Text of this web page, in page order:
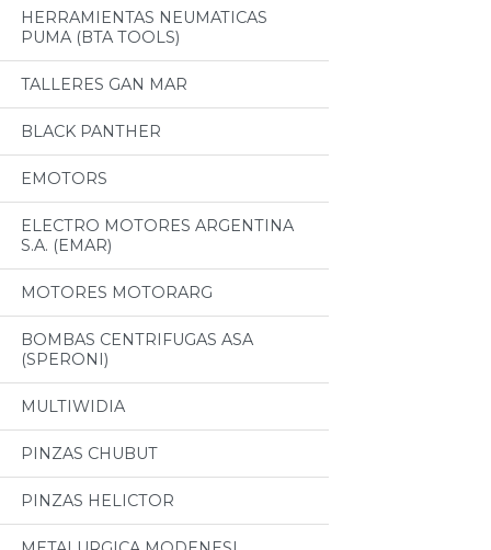
HERRAMIENTAS NEUMATICAS
PUMA (BTA TOOLS)
TALLERES GAN MAR
BLACK PANTHER
EMOTORS
ELECTRO MOTORES ARGENTINA
S.A. (EMAR)
MOTORES MOTORARG
BOMBAS CENTRIFUGAS ASA
(SPERONI)
MULTIWIDIA
PINZAS CHUBUT
PINZAS HELICTOR